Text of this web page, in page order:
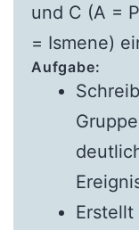
und C (A =
= Ismene)
Aufgabe: